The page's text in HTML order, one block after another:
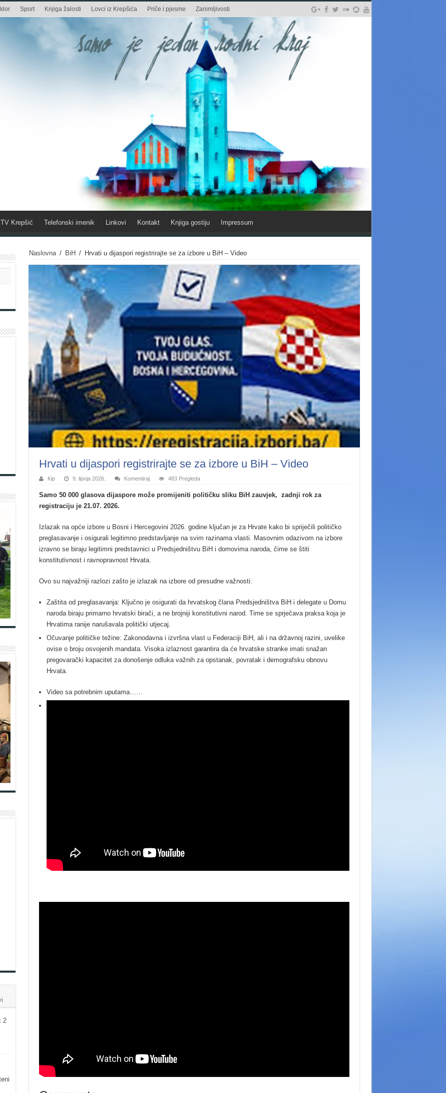
Sport Knjiga žalosti Lovci iz Krepšića Priče i pjesme Zanimljivosti
TV Krepšić Telefonski imenik Linkovi Kontakt Knjiga gostiju Impressum
Naslovna / BiH / Hrvati u dijaspori registrirajte se za izbore u BiH – Video
Hrvati u dijaspori registrirajte se za izbore u BiH – Video
Kip 9. lipnja 2026. Komentiraj 483 Pregleda
Samo 50 000 glasova dijaspore može promijeniti političku sliku BiH zauvjek, zadnji rok za
registraciju je 21.07. 2026.
Izlazak na opće izbore u Bosni i Hercegovini 2026. godine ključan je za Hrvate kako bi spriječili političko
preglasavanje i osigurali legitimno predstavljanje na svim razinama vlasti. Masovnim odazivom na izbore
izravno se biraju legitimni predstavnici u Predsjedništvu BiH i domovima naroda, čime se štiti
konstitutivnost i ravnopravnost Hrvata.
Ovo su najvažniji razlozi zašto je izlazak na izbore od presudne važnosti:
Zaštita od preglasavanja: Ključno je osigurati da hrvatskog člana Predsjedništva BiH i delegate u Domu
naroda biraju primarno hrvatski birači, a ne brojniji konstitutivni narod. Time se sprječava praksa koja je
Hrvatima ranije narušavala politički utjecaj.
Očuvanje političke težine: Zakonodavna i izvršna vlast u Federaciji BiH, ali i na državnoj razini, uvelike
ovise o broju osvojenih mandata. Visoka izlaznost garantira da će hrvatske stranke imati snažan
pregovarački kapacitet za donošenje odluka važnih za opstanak, povratak i demografsku obnovu
Hrvata.
Video sa potrebnim uputama……
2